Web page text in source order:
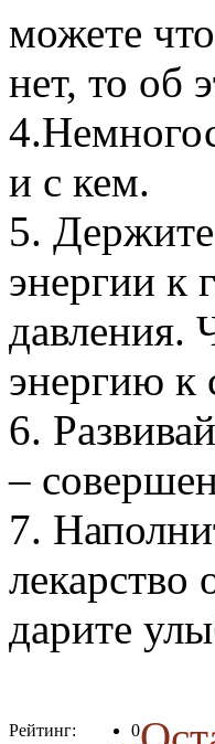
можете
нет, то об
и с кем.
5.
энергии к
давления.
энергию к
6.
–
7.
лекарство
дарите
Рейтинг:
0